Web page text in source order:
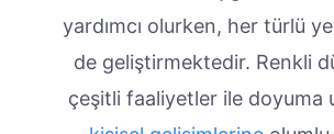
yardımcı olurken, her türlü
de geliştirmektedir. Renkli
çeşitli faaliyetler ile doyuma